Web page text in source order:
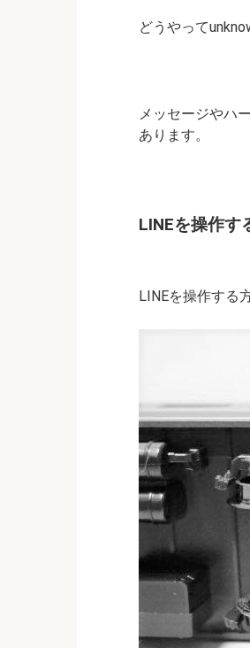
どうやって
メッセージやハ
あります。
LINEを操作す
LINEを操作する